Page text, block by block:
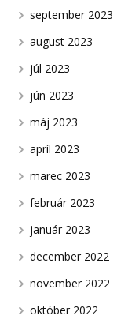
september 2023
august 2023
júl 2023
jún 2023
máj 2023
apríl 2023
marec 2023
február 2023
január 2023
december 2022
november 2022
október 2022